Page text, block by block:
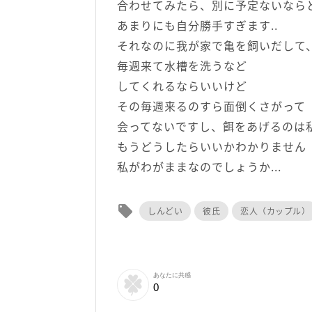
合わせてみたら、別に予定ないなら
あまりにも自分勝手すぎます..
それなのに我が家で亀を飼いだして、
毎週来て水槽を洗うなど
してくれるならいいけど
その毎週来るのすら面倒くさがって
会ってないですし、餌をあげるのは
もうどうしたらいいかわかりません
私がわがままなのでしょうか...
local_offer しんどい 彼氏 恋人（カップル）
あなたに共感
0